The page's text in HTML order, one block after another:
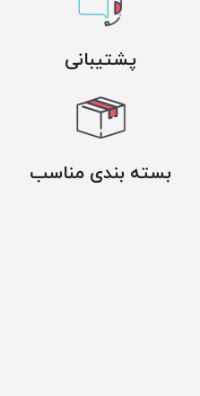
پشتیبانی
بسته بندی مناسب